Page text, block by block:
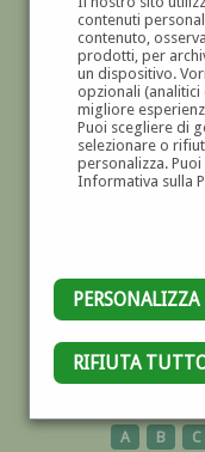
contenuti
contenuto,
prodotti, per
un dispositivo.
opzionali
migliore
Puoi scegliere di
selezionare o
personalizza.
Informativa sulla
PERSONALIZZA
RIFIUTA
A B C